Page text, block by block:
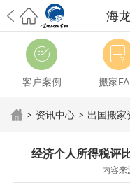
海
希望邮寄国际包裹顺利，从
澳洲海运搬家回广州报关清
搬家服务到美国，搬家公司
国台湾是一种怎样的体验？
寄到韩国有哪些国际快递方式
法有哪些？具体怎么操作？
影响国际搬家吗？上海搬家
输到澳大利亚，移民如何跨
客户案例 搬家
> 资讯中心 > 出国搬家
经济个人所得税评
内容来